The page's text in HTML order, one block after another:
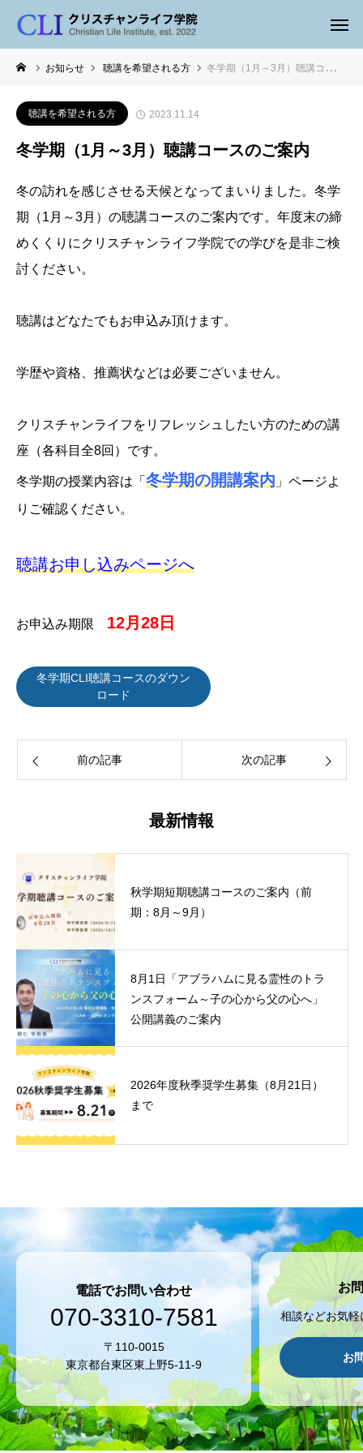
お知らせ 聴講を希望される方 冬学期（1月～3月）聴講コースのご案内
聴講を希望される方 2023.11.14
冬学期（1月～3月）聴講コースのご案内
冬の訪れを感じさせる天候となってまいりました。冬学
期（1月～3月）の聴講コースのご案内です。年度末の締
めくくりにクリスチャンライフ学院での学びを是非ご検
討ください。
聴講はどなたでもお申込み頂けます。
学歴や資格、推薦状などは必要ございません。
クリスチャンライフをリフレッシュしたい方のための講
座（各科目全8回）です。
冬学期の授業内容は「 冬学期の開講案内 」ページよ
りご確認ください。
聴講お申し込みページへ
お申込み期限 12月28日
冬学期CLI聴講コースのダウン
ロード
前の記事 次の記事
最新情報
秋学期短期聴講コースのご案内（前
期：8月～9月）
8月1日「アブラハムに見る霊性のトラ
ンスフォーム～子の心から父の心へ」
公開講義のご案内
2026年度秋季奨学生募集（8月21日）
まで
電話でお問い合わせ
070-3310-7581
〒110-0015
東京都台東区東上野5-11-9
お
相談などお気
お